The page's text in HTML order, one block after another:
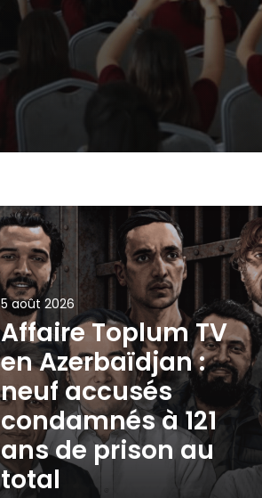
5 août 2026
Affaire Toplum TV
en Azerbaïdjan :
neuf accusés
condamnés à 121
ans de prison au
total